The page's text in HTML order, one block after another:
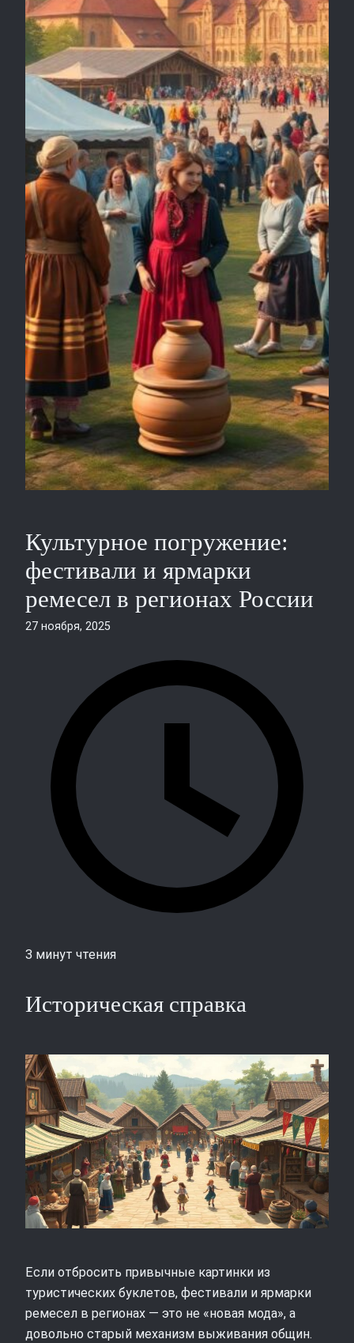
Культурное погружение:
фестивали и ярмарки
ремесел в регионах России
27 ноября, 2025
3 минут чтения
Историческая справка
Если отбросить привычные картинки из
туристических буклетов, фестивали и ярмарки
ремесел в регионах — это не «новая мода», а
довольно старый механизм выживания общин.